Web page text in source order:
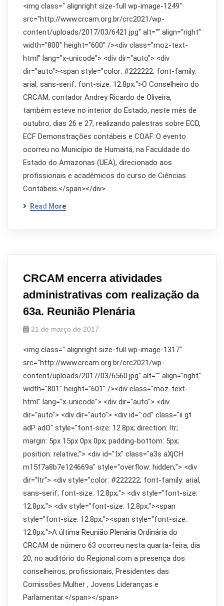
<img class=" alignright size-full wp-image-1249"
src="http://www.crcam.org.br/crc2021/wp-
content/uploads/2017/03/6421.jpg" alt="" align="right"
width="800" height="600" /><div class="moz-text-
html" lang="x-unicode"> <div dir="auto"> <div
dir="auto"><span style="color: #222222; font-family:
arial, sans-serif; font-size: 12.8px;">O Conselheiro do
CRCAM, contador Andrey Ricardo de Oliveira,
também esteve no interior do Estado, neste mês de
outubro, dias 26 e 27, realizando palestras sobre ECD,
ECF Demonstrações contábeis e COAF. O evento
ocorreu no Município de Humaitá, na Faculdade do
Estado do Amazonas (UEA), direcionado aos
profissionais e acadêmicos do curso de Ciências
Contábeis.</span></div>
Read More
CRCAM encerra atividades
administrativas com realização da
63a. Reunião Plenária
21 de março de 2017
<img class=" alignright size-full wp-image-1317"
src="http://www.crcam.org.br/crc2021/wp-
content/uploads/2017/03/6560.jpg" alt="" align="right"
width="801" height="601" /><div class="moz-text-
html" lang="x-unicode"> <div dir="auto"> <div
dir="auto"> <div dir="auto"> <div id=":od" class="ii gt
adP adO" style="font-size: 12.8px; direction: ltr;
margin: 5px 15px 0px 0px; padding-bottom: 5px;
position: relative;"> <div id=":lx" class="a3s aXjCH
m15f7a8b7e124669a" style="overflow: hidden;"> <div
dir="ltr"> <div style="color: #222222; font-family: arial,
sans-serif; font-size: 12.8px;"> <div style="font-size:
12.8px;"> <div style="font-size: 12.8px;"><span
style="font-size: 12.8px;"><span style="font-size:
12.8px;">A última Reunião Plenária Ordinária do
CRCAM de número 63 ocorreu nesta quarta-feira, dia
20, no auditório do Regional com a presença dos
conselheiros, profissionais, Presidentes das
Comissões Mulher , Jovens Lideranças e
Parlamentar.</span></span>